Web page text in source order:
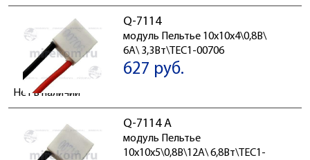
Q-7114
модуль Пельтье 10x10x4\0,8В\
6А\ 3,3Вт\TEC1-00706
627 руб.
Нет в наличии
Q-7114 А
модуль Пельтье
10x10x5\0,8В\12А\ 6,8Вт\TEC1-